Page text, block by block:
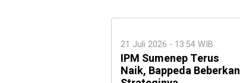
21 Juli 2026 - 13:54 WIB
IPM Sumenep Terus
Naik, Bappeda Beberkan